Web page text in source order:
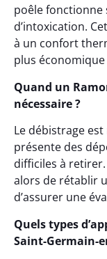
poêle fonctionne
d’intoxication.
à un confort
plus économique
Quand un
nécessaire ?
Le débistrage
présente des
difficiles à
alors de rétablir
d’assurer une
Quels types
Saint-Germain-